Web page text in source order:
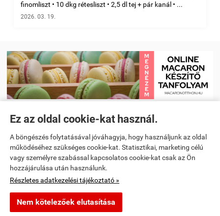
Ez az oldal cookie-kat használ.
A böngészés folytatásával jóváhagyja, hogy használjunk az oldal
működéséhez szükséges cookie-kat. Statisztikai, marketing célú
vagy személyre szabással kapcsolatos cookie-kat csak az Ön
hozzájárulása után használunk.
Részletes adatkezelési tájékoztató »
Nem kötelezőek elutasítása
finomliszt • 10 dkg rétesliszt • 2,5 dl tej + pár kanál • ...
2026. 03. 19.
Receptkönyv e-book és Étrendtervező app|Kezdőlap
Videó receptek megtekintése|Macaron tanfolyam|
Spanyoltanulás magyarul - Online spanyol oktató alkalmazás
Konyhai kiegészítők és kellékek